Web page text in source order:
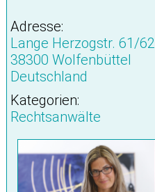
Adresse:
Lange Herzogstr. 61/62
38300 Wolfenbüttel
Deutschland
Kategorien:
Rechtsanwälte